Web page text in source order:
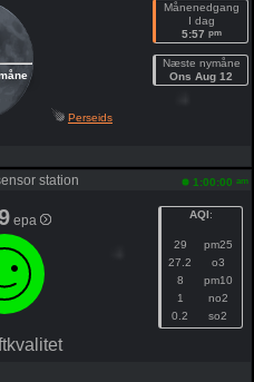
Månenedgang
I dag
5:57 pm
Næste nymåne
Ons Aug 12
Perseids
station 1:00:00 am
epa AQI:
29
pm25
27.2
o3
8
pm10
1
no2
0.2
so2